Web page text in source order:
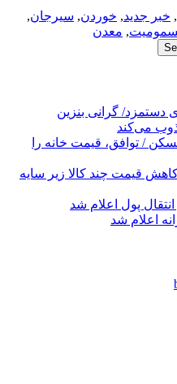
, خبر جدید, خوردن, سیرجان,
, معدن
۶۸ تا ۸۳ درصدی دستمزد/ گرانی بنزین
می‌کند
/ توافق، قیمت خانه را
کاهش قیمت چند کالا زیر سایه
پول اعلام شد
اعلام شد